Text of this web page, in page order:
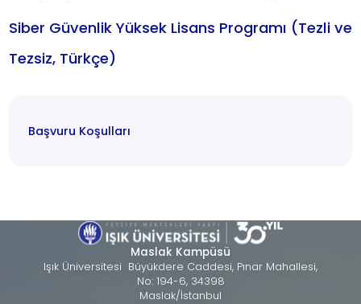
Siber Güvenlik Yüksek Lisans Programı (Tezli ve
Tezsiz, Türkçe)
Başvuru Koşulları
Maslak Kampüsü
Işık Üniversitesi Büyükdere Caddesi, Pınar Mahallesi,
No: 194-6, 34398
Maslak/İstanbul